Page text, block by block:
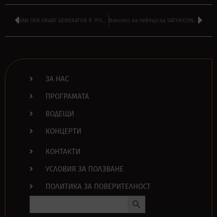
VAN DER GRAAF GENERATOR в ‘РОКЕНДРОЛ’ на МОНИ ПАНЧЕВ днес от 16:00 Виното на певеца на SATYRICON официално е най-продаваното в Норвегия
ЗА НАС
ПРОГРАМАТА
ВОДЕЩИ
КОНЦЕРТИ
КОНТАКТИ
УСЛОВИЯ ЗА ПОЛЗВАНЕ
ПОЛИТИКА ЗА ПОВЕРИТЕЛНОСТ
Search Button